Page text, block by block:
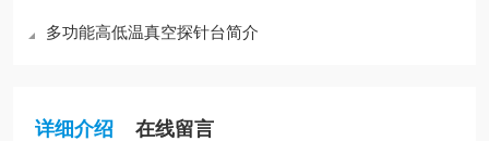
多功能高低温真空探针台简介
详细介绍 在线留言